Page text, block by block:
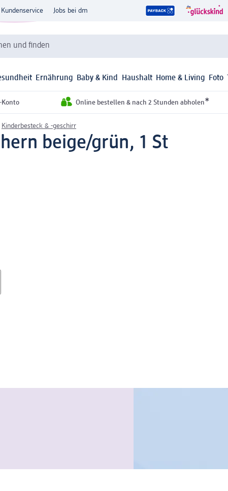
Kundenservice Jobs bei dm
und finden
Ernährung Baby & Kind Haushalt Home & Living Foto
Konto Online bestellen & nach 2 Stunden abholen*
Kinderbesteck & -geschirr
beige/grün, 1 St